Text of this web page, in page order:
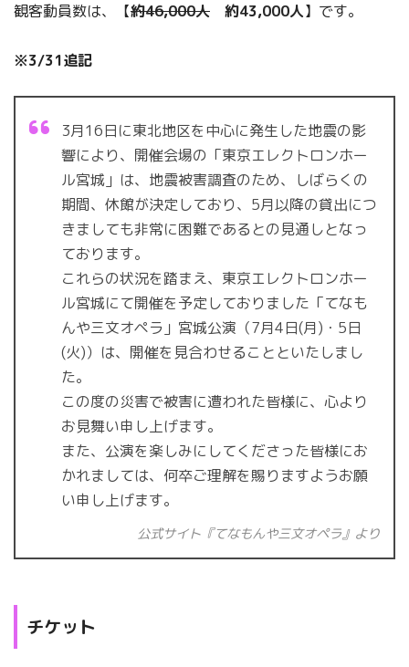
観客動員数は、【約46,000人 約43,000人】です。
※3/31追記
3月16日に東北地区を中心に発生した地震の影
響により、開催会場の「東京エレクトロンホー
ル宮城」は、地震被害調査のため、しばらくの
期間、休館が決定しており、5月以降の貸出につ
きましても非常に困難であるとの見通しとなっ
ております。
これらの状況を踏まえ、東京エレクトロンホー
ル宮城にて開催を予定しておりました「てなも
んや三文オペラ」宮城公演（7月4日(月)・5日
(火)）は、開催を見合わせることといたしまし
た。
この度の災害で被害に遭われた皆様に、心より
お見舞い申し上げます。
また、公演を楽しみにしてくださった皆様にお
かれましては、何卒ご理解を賜りますようお願
い申し上げます。
公式サイト『てなもんや三文オペラ』より
チケット